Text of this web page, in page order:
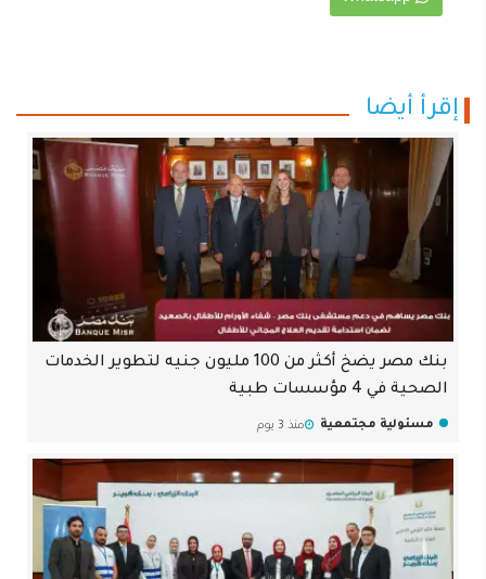
إقرأ أيضا
بنك مصر يضخ أكثر من 100 مليون جنيه لتطوير الخدمات
الصحية في 4 مؤسسات طبية
مسئولية مجتمعية منذ 3 يوم